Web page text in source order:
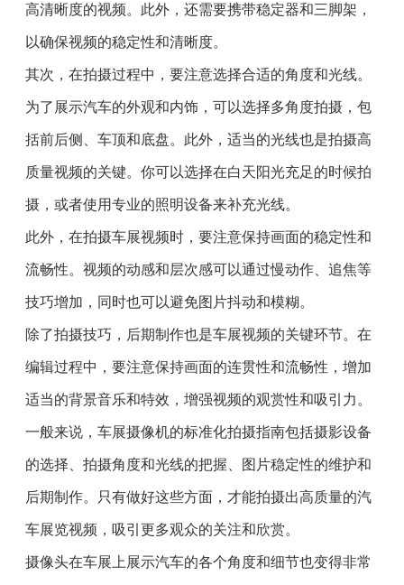
高清晰度的视频。此外，还需要携带稳定器和三脚架，
以确保视频的稳定性和清晰度。
其次，在拍摄过程中，要注意选择合适的角度和光线。
为了展示汽车的外观和内饰，可以选择多角度拍摄，包
括前后侧、车顶和底盘。此外，适当的光线也是拍摄高
质量视频的关键。你可以选择在白天阳光充足的时候拍
摄，或者使用专业的照明设备来补充光线。
此外，在拍摄车展视频时，要注意保持画面的稳定性和
流畅性。视频的动感和层次感可以通过慢动作、追焦等
技巧增加，同时也可以避免图片抖动和模糊。
除了拍摄技巧，后期制作也是车展视频的关键环节。在
编辑过程中，要注意保持画面的连贯性和流畅性，增加
适当的背景音乐和特效，增强视频的观赏性和吸引力。
一般来说，车展摄像机的标准化拍摄指南包括摄影设备
的选择、拍摄角度和光线的把握、图片稳定性的维护和
后期制作。只有做好这些方面，才能拍摄出高质量的汽
车展览视频，吸引更多观众的关注和欣赏。
摄像头在车展上展示汽车的各个角度和细节也变得非常